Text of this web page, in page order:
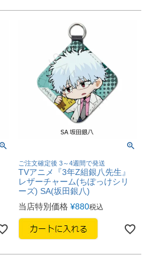
ご注文確定後 3～4週間で発送
TVアニメ『3年Z組銀八先生』
レザーチャーム(ちぽっけシリ
ーズ) SA(坂田銀八)
当店特別価格 ¥880税込